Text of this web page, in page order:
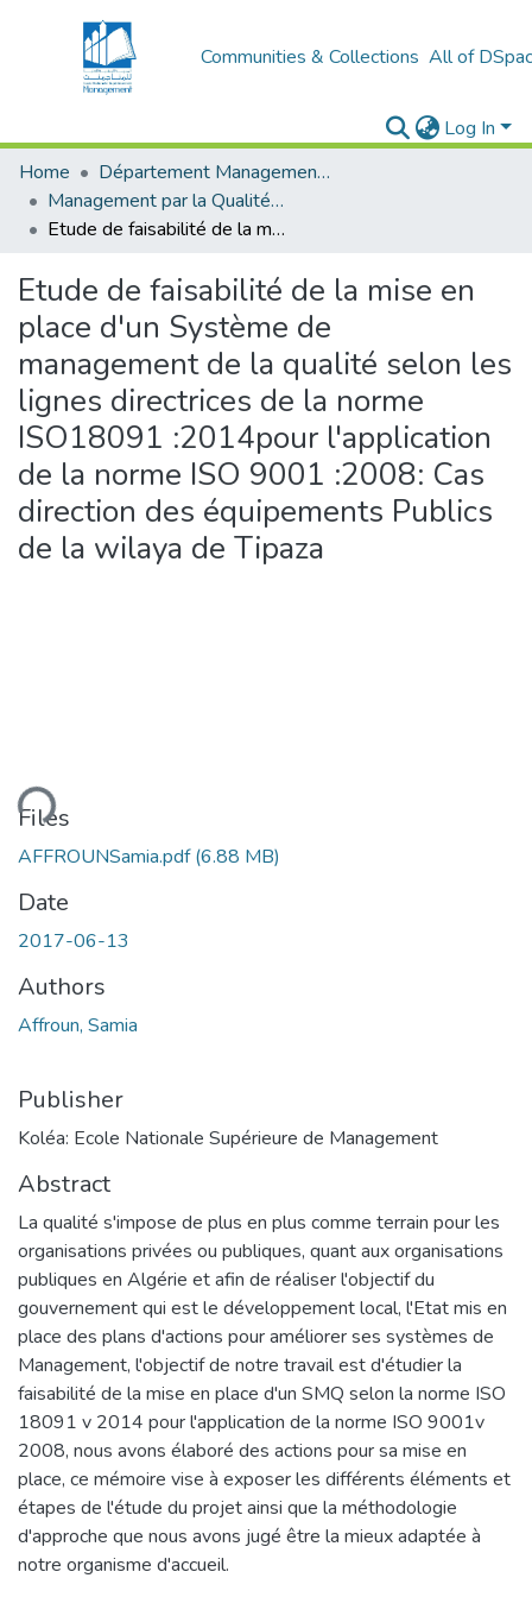
Communities & Collections All of
Log In
Home
Département Management Des Organisations
Management par la Qualité (MPQ)
Etude de faisabilité de la mise en place d'un Système de management de la qualité selon les lignes directrices de la norme ISO18091 :2014pour l'application de la norme ISO 9001 :2008: Cas direction des équipements Publics de la wilaya de Tipaza
Etude de faisabilité de la mise en
place d'un Système de
management de la qualité selon les
lignes directrices de la norme
ISO18091 :2014pour l'application
de la norme ISO 9001 :2008: Cas
direction des équipements Publics
de la wilaya de Tipaza
Files
AFFROUNSamia.pdf(6.88 MB)
Date
2017-06-13
Authors
Affroun, Samia
Publisher
Koléa: Ecole Nationale Supérieure de Management
Abstract
La qualité s'impose de plus en plus comme terrain pour les
organisations privées ou publiques, quant aux organisations
publiques en Algérie et afin de réaliser l'objectif du
gouvernement qui est le développement local, l'Etat mis en
place des plans d'actions pour améliorer ses systèmes de
Management, l'objectif de notre travail est d'étudier la
faisabilité de la mise en place d'un SMQ selon la norme ISO
18091 v 2014 pour l'application de la norme ISO 9001v
2008, nous avons élaboré des actions pour sa mise en
place, ce mémoire vise à exposer les différents éléments et
étapes de l'étude du projet ainsi que la méthodologie
d'approche que nous avons jugé être la mieux adaptée à
notre organisme d'accueil.